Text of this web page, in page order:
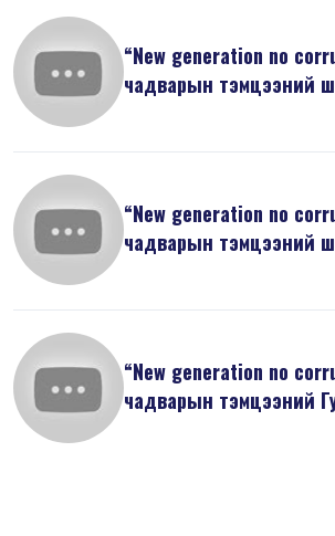
“New generation no
чадварын тэмцээний
“New generation no
чадварын тэмцээний
“New generation no
чадварын тэмцээний